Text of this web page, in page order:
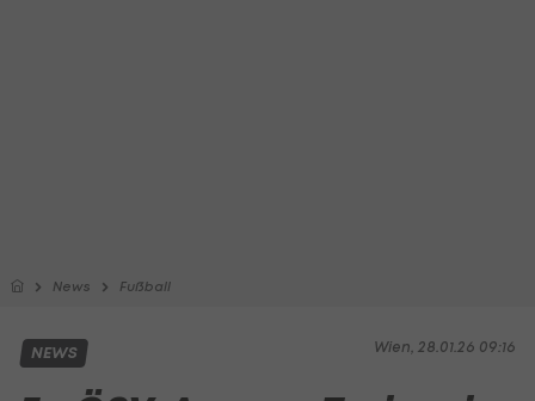
News Fußball
Wien, 28.01.26 09:16
NEWS